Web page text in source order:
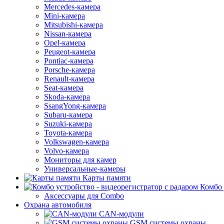
Mercedes-камера
Mini-камера
Mitsubishi-камера
Nissan-камера
Opel-камера
Peugeot-камера
Pontiac-камера
Porsche-камера
Renault-камера
Seat-камера
Skoda-камера
SsangYong-камера
Subaru-камера
Suzuki-камера
Toyota-камера
Volkswagen-камера
Volvo-камера
Мониторы для камер
Универсальные-камеры
Карты памяти
Комбо
Аксессуары для Combo
Охрана автомобиля
CAN-модули